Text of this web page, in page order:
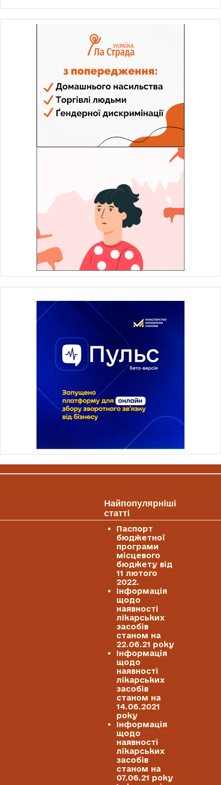
Найпопулярніші
статті
Паспорт
бюджетної
програми
місцевого
бюджету від
11 лютого
2022.
Інформація
щодо
наявності
лікарських
засобів
станом на
22.06.21 року
Інформація
щодо
наявності
лікарських
засобів
станом на
14.06.2021
року
Інформація
щодо
наявності
лікарських
засобів
станом на
07.06.21 року